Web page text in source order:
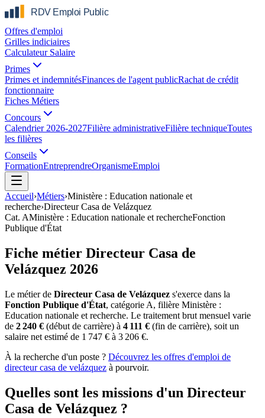
Offres d'emploi
Grilles indiciaires
Calculateur Salaire
Primes
Primes et indemnitésFinances de l'agent publicRachat de crédit
fonctionnaire
Fiches Métiers
Concours
Calendrier 2026-2027Filière administrativeFilière techniqueToutes
les filières
Conseils
FormationEntreprendreOrganismeEmploi
Accueil›Métiers›Ministère : Education nationale et
recherche›Directeur Casa de Velázquez
Cat. AMinistère : Education nationale et rechercheFonction
Publique d'État
Fiche métier Directeur Casa de
Velázquez 2026
Le métier de Directeur Casa de Velázquez s'exerce dans la
Fonction Publique d'État, catégorie A, filière Ministère :
Education nationale et recherche. Le traitement brut mensuel varie
de 2 240 € (début de carrière) à 4 111 € (fin de carrière), soit un
salaire net estimé de 1 747 € à 3 206 €.
À la recherche d'un poste ? Découvrez les offres d'emploi de
directeur casa de velázquez à pourvoir.
Quelles sont les missions d'un Directeur
Casa de Velázquez ?